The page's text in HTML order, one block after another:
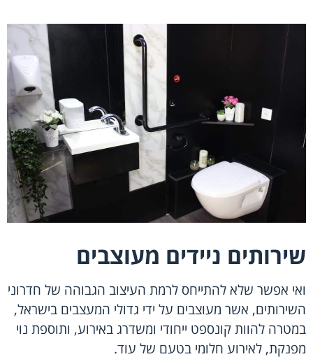
שירותים ניידים מעוצבים
ואי אפשר שלא להתייחס לרמת העיצוב הגבוהה של חדרוני
השירותים, אשר מעוצבים על ידי גדולי המעצבים בישראל,
במטרה להוות קונספט ייחודי ומשדרג באירוע, ותוספת נוי
מפנקת, לאירוע חלומי בטעם של עוד.